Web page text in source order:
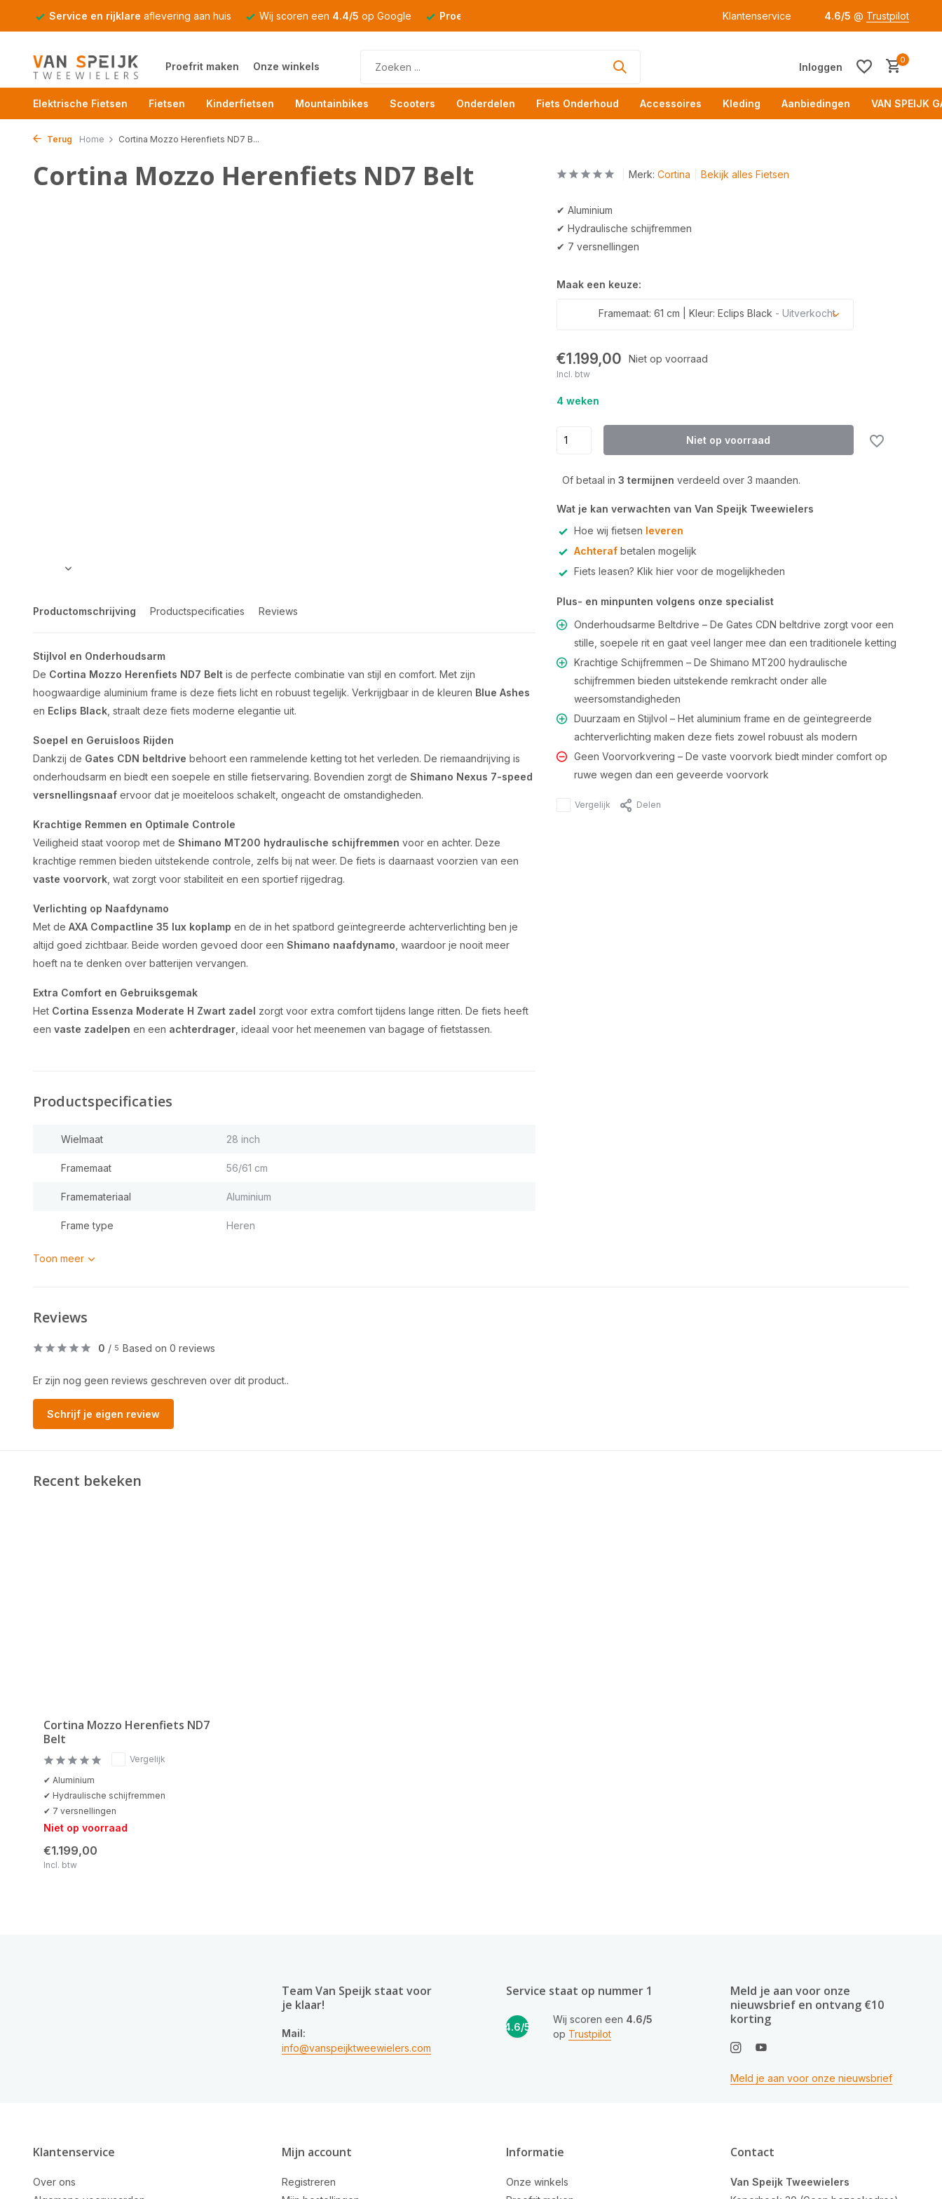
Service en rijklare aflevering aan huis Wij scoren een 4.4/5 op Google Proefrit Klantenservice 4.6/5 @ Trustpilot
Proefrit maken Onze winkels Inloggen
0
Elektrische Fietsen Fietsen Kinderfietsen Mountainbikes Scooters Onderdelen Fiets Onderhoud Accessoires Kleding Aanbiedingen VAN SPEIJK
Terug Home Cortina Mozzo Herenfiets ND7 B...
Cortina Mozzo Herenfiets ND7 Belt
Productomschrijving Productspecificaties Reviews
Stijlvol en Onderhoudsarm
De Cortina Mozzo Herenfiets ND7 Belt is de perfecte combinatie van stijl en comfort. Met zijn
hoogwaardige aluminium frame is deze fiets licht en robuust tegelijk. Verkrijgbaar in de kleuren Blue Ashes
en Eclips Black , straalt deze fiets moderne elegantie uit.
Soepel en Geruisloos Rijden
Dankzij de Gates CDN beltdrive behoort een rammelende ketting tot het verleden. De riemaandrijving is
onderhoudsarm en biedt een soepele en stille fietservaring. Bovendien zorgt de Shimano Nexus 7-speed
versnellingsnaaf ervoor dat je moeiteloos schakelt, ongeacht de omstandigheden.
Krachtige Remmen en Optimale Controle
Veiligheid staat voorop met de Shimano MT200 hydraulische schijfremmen voor en achter. Deze
krachtige remmen bieden uitstekende controle, zelfs bij nat weer. De fiets is daarnaast voorzien van een
vaste voorvork , wat zorgt voor stabiliteit en een sportief rijgedrag.
Verlichting op Naafdynamo
Met de AXA Compactline 35 lux koplamp en de in het spatbord geïntegreerde achterverlichting ben je
altijd goed zichtbaar. Beide worden gevoed door een Shimano naafdynamo , waardoor je nooit meer
hoeft na te denken over batterijen vervangen.
Extra Comfort en Gebruiksgemak
Het Cortina Essenza Moderate H Zwart zadel zorgt voor extra comfort tijdens lange ritten. De fiets heeft
een vaste zadelpen en een achterdrager , ideaal voor het meenemen van bagage of fietstassen.
Productspecificaties
Wielmaat 28 inch
Framemaat 56/61 cm
Framemateriaal Aluminium
Frame type Heren
Toon meer
Merk: Cortina Bekijk alles Fietsen
✔ Aluminium
✔ Hydraulische schijfremmen
✔ 7 versnellingen
Maak een keuze:
Framemaat: 61 cm | Kleur: Eclips Black - Uitverkocht
€1.199,00 Niet op voorraad
Incl. btw
4 weken
Niet op voorraad
Of betaal in 3 termijnen verdeeld over 3 maanden.
Wat je kan verwachten van Van Speijk Tweewielers
Hoe wij fietsen leveren
Achterafbetalen mogelijk
Fiets leasen? Klik hier voor de mogelijkheden
Plus- en minpunten volgens onze specialist
Onderhoudsarme Beltdrive – De Gates CDN beltdrive zorgt voor een
stille, soepele rit en gaat veel langer mee dan een traditionele ketting
Krachtige Schijfremmen – De Shimano MT200 hydraulische
schijfremmen bieden uitstekende remkracht onder alle
weersomstandigheden
Duurzaam en Stijlvol – Het aluminium frame en de geïntegreerde
achterverlichting maken deze fiets zowel robuust als modern
Geen Voorvorkvering – De vaste voorvork biedt minder comfort op
ruwe wegen dan een geveerde voorvork
Vergelijk Delen
Reviews
0 / 5 Based on 0 reviews
Er zijn nog geen reviews geschreven over dit product..
Schrijf je eigen review
Recent bekeken
Cortina Mozzo Herenfiets ND7
Belt
Vergelijk
✔ Aluminium
✔ Hydraulische schijfremmen
✔ 7 versnellingen
Niet op voorraad
€1.199,00
Incl. btw
Team Van Speijk staat voor
je klaar!
Mail:
info@vanspeijktweewielers.com
Service staat op nummer 1
4.6/5
Wij scoren een 4.6/5
op Trustpilot
Meld je aan voor onze
nieuwsbrief en ontvang €10
korting
Meld je aan voor onze nieuwsbrief
Klantenservice
Over ons
Mijn account
Registreren
Informatie
Onze winkels
Contact
Van Speijk Tweewielers